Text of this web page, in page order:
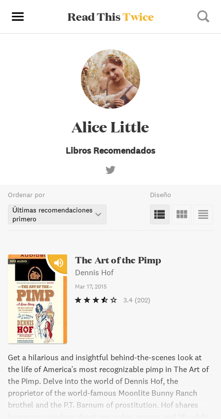
Read ThisTwice
Alice Little
Libros Recomendados
Ordenar por
Últimas recomendaciones
primero
Diseño
The Art of the Pimp
Dennis Hof
Mar 17, 2015
3.4 (202)
Get a hilarious and insightful behind-the-scenes look at
the life of America's most recognizable pimp in The Art of
the Pimp. Delve into the world of Dennis Hof, the
proprietor of the world-famous Moonlite Bunny Ranch
brothel and the P.T. Barnum of prostitution. Hof shares